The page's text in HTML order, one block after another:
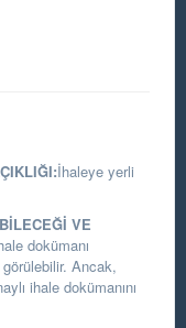
İhaleye yerli
VE
dokümanı
Ancak,
ihale dokümanını